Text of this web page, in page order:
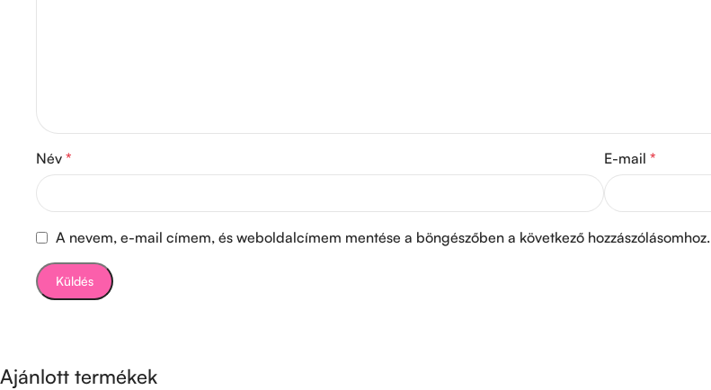
Név * E-mail *
A nevem, e-mail címem, és weboldalcímem mentése a böngészőben a következő hozzászólásomhoz.
Ajánlott termékek